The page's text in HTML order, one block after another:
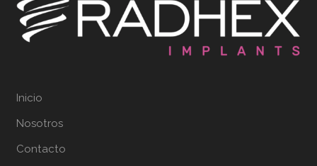
Inicio
Nosotros
Contacto